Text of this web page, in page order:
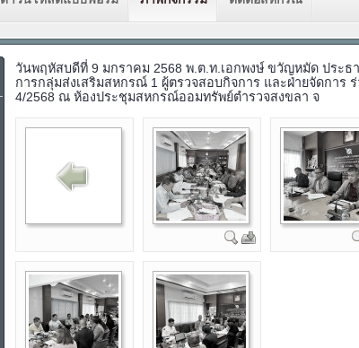
วันพฤหัสบดีที่ 9 มกราคม 2568 พ.ต.ท.เอกพงษ์ ขวัญหมัด ประ
การกลุ่มส่งเสริมสหกรณ์ 1 ผู้ตรวจสอบกิจการ และฝ่ายจัดกา
4/2568 ณ ห้องประชุมสหกรณ์ออมทรัพย์ตำรวจสงขลา จ